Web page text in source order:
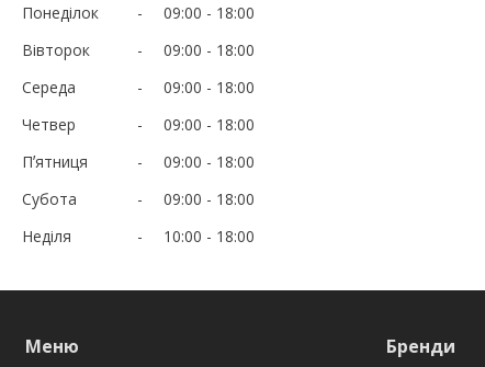
Понеділок 09:00
18:00
Вівторок
09:00
18:00
Середа
09:00
18:00
Четвер
09:00
18:00
Пʼятниця
09:00
18:00
Субота
09:00
18:00
Неділя
10:00 18:00
Меню Бренди